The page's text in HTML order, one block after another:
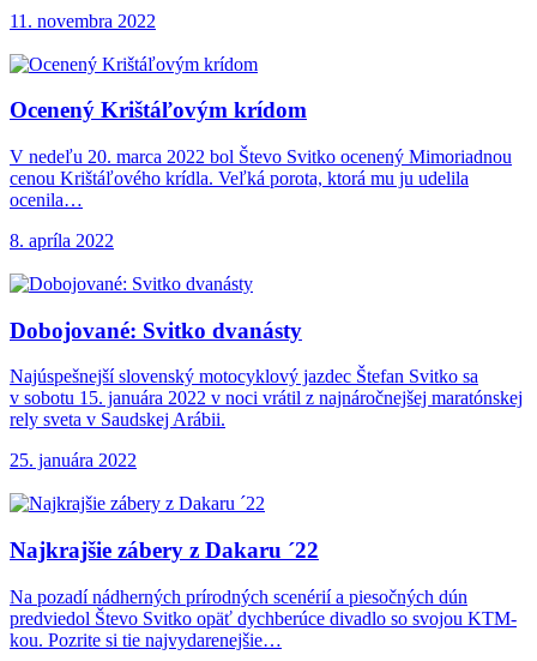
11. novembra 2022
Ocenený Krištáľovým krídom
V nedeľu 20. marca 2022 bol Števo Svitko ocenený Mimoriadnou
cenou Krištáľového krídla. Veľká porota, ktorá mu ju udelila
ocenila…
8. apríla 2022
Dobojované: Svitko dvanásty
Najúspešnejší slovenský motocyklový jazdec Štefan Svitko sa
v sobotu 15. januára 2022 v noci vrátil z najnáročnejšej maratónskej
rely sveta v Saudskej Arábii.
25. januára 2022
Najkrajšie zábery z Dakaru ´22
Na pozadí nádherných prírodných scenérií a piesočných dún
predviedol Števo Svitko opäť dychberúce divadlo so svojou KTM-
kou. Pozrite si tie najvydarenejšie…